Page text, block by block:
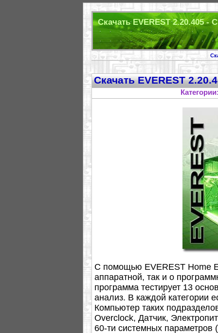
Скачать EVEREST 2.20.405 -
Скачать EVEREST
С помощью EVEREST Home
аппаратной, так и о
программа тестирует 13
анализ. В каждой категории
Компьютер таких
Overclock, Датчик,
60-ти системных параметров